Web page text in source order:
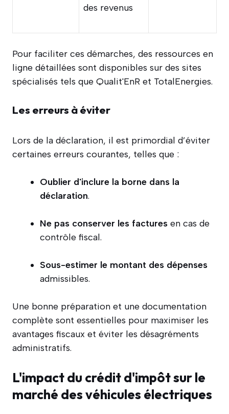
des revenus
Pour faciliter ces démarches, des ressources en
ligne détaillées sont disponibles sur des sites
spécialisés tels que Qualit'EnR et TotalEnergies.
Les erreurs à éviter
Lors de la déclaration, il est primordial d’éviter
certaines erreurs courantes, telles que :
Oublier d'inclure la borne dans la
déclaration.
Ne pas conserver les factures en cas de
contrôle fiscal.
Sous-estimer le montant des dépenses
admissibles.
Une bonne préparation et une documentation
complète sont essentielles pour maximiser les
avantages fiscaux et éviter les désagréments
administratifs.
L'impact du crédit d'impôt sur le
marché des véhicules électriques